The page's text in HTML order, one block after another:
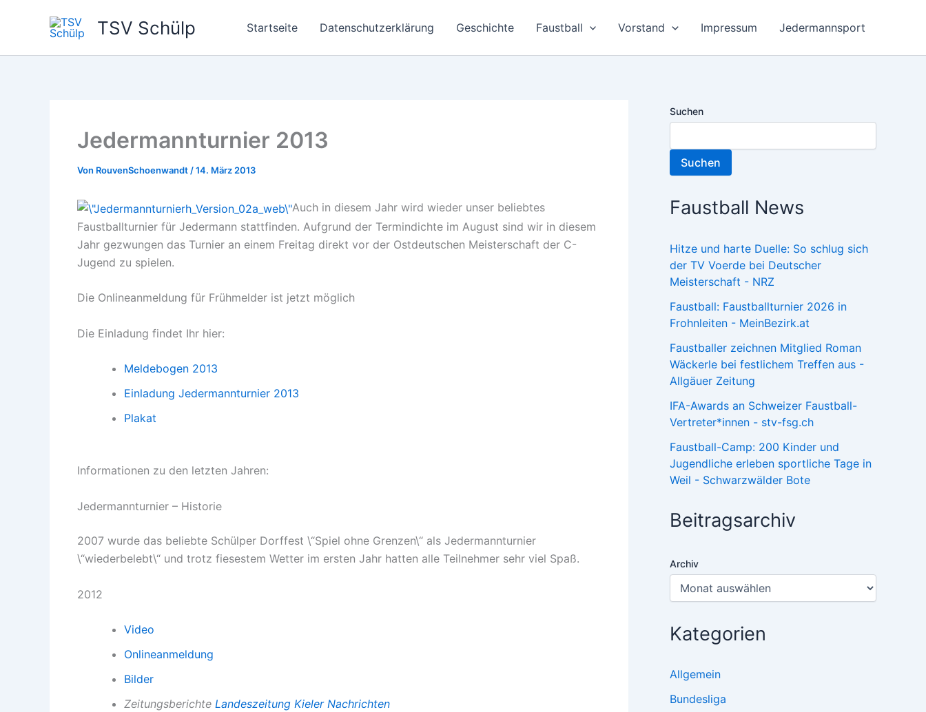
TSV Schülp Startseite Datenschutzerklärung Geschichte Faustball Vorstand Impressum Jedermannsport
Jedermannturnier 2013
Von RouvenSchoenwandt /14. März 2013
Auch in diesem Jahr wird wieder unser beliebtes
Faustballturnier für Jedermann stattfinden. Aufgrund der Termindichte im August sind wir in diesem
Jahr gezwungen das Turnier an einem Freitag direkt vor der Ostdeutschen Meisterschaft der C-
Jugend zu spielen.
Die Onlineanmeldung für Frühmelder ist jetzt möglich
Die Einladung findet Ihr hier:
Meldebogen 2013
Einladung Jedermannturnier 2013
Plakat
Informationen zu den letzten Jahren:
Jedermannturnier – Historie
2007 wurde das beliebte Schülper Dorffest \“Spiel ohne Grenzen\“ als Jedermannturnier
\“wiederbelebt\“ und trotz fiesestem Wetter im ersten Jahr hatten alle Teilnehmer sehr viel Spaß.
2012
Video
Onlineanmeldung
Bilder
Zeitungsberichte Landeszeitung Kieler Nachrichten
Suchen
Suchen
Faustball News
Hitze und harte Duelle: So schlug sich
der TV Voerde bei Deutscher
Meisterschaft - NRZ
Faustball: Faustballturnier 2026 in
Frohnleiten - MeinBezirk.at
Faustballer zeichnen Mitglied Roman
Wäckerle bei festlichem Treffen aus -
Allgäuer Zeitung
IFA-Awards an Schweizer Faustball-
Vertreter*innen - stv-fsg.ch
Faustball-Camp: 200 Kinder und
Jugendliche erleben sportliche Tage in
Weil - Schwarzwälder Bote
Beitragsarchiv
Archiv
Kategorien
Allgemein
Bundesliga